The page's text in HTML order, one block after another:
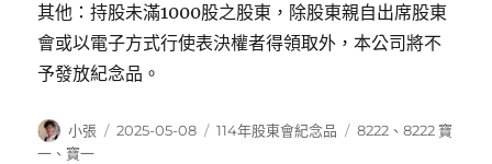
其他：持股未滿1000股之股東，除股東親自出席股東
會或以電子方式行使表決權者得領取外，本公司將不
予發放紀念品。
作
者
小張
發
2025-05-08
分
114年股東會紀念品
標
8222 、8222 寶
一 、 寶一